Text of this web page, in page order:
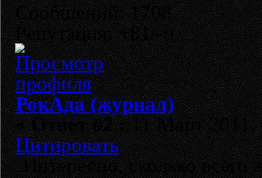
Сообщений: 1708
Репутация: +81/-0
РокАда (журнал)
«Ответ #2 :11 Март 2011,
Цитировать
Интересно, сколько